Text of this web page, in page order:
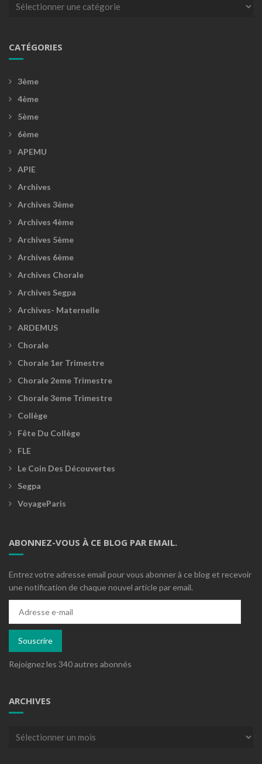
CATÉGORIES
3ème
4ème
5ème
6ème
APEMU
APIE
Archives
Archives 3ème
Archives 4ème
Archives 5ème
Archives 6ème
Archives Chorale
Archives Segpa
Archives- Maternelle
ARDEMUS
Chorale
Chorale 1er Trimestre
Chorale 2eme Trimestre
Chorale 3eme Trimestre
Collège
Fête Du Collège
FLE
Le Coin Des Découvertes
Segpa
VoyageParis
ABONNEZ-VOUS À CE BLOG PAR EMAIL.
Entrez votre adresse email pour vous abonner à ce blog et recevoir
une notification de chaque nouvel article par email.
mail
Souscrire
Rejoignez les 340 autres abonnés
ARCHIVES
Archives